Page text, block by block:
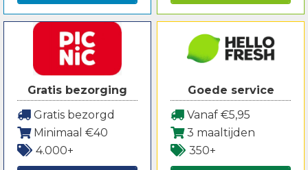
Gratis bezorging
Gratis bezorgd
Minimaal €40
4.000+
Goede service
Vanaf €5,95
3 maaltijden
350+